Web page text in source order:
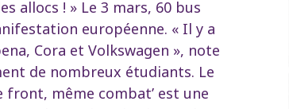
allocs ! » Le 3 mars, 60 bus
européenne. « Il y a
Cora et Volkswagen », note
de nombreux étudiants. Le
front, même combat’ est une